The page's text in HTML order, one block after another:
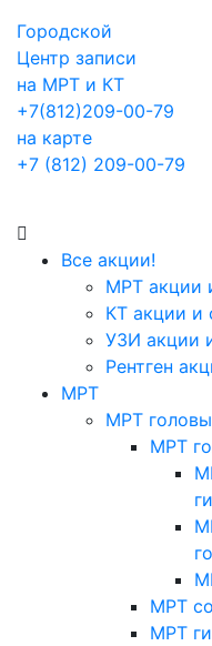
Городской
Центр записи
на МРТ и КТ
+7(812)209-00-79
на карте
+7 (812) 209-00-79
Все акции!
МРТ акции
КТ акции и
УЗИ акции
Рентген
МРТ
МРТ головы
МРТ
МРТ
МРТ